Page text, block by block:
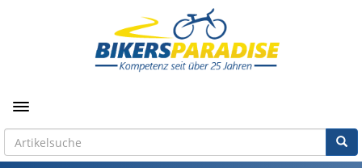
Toggle navigation